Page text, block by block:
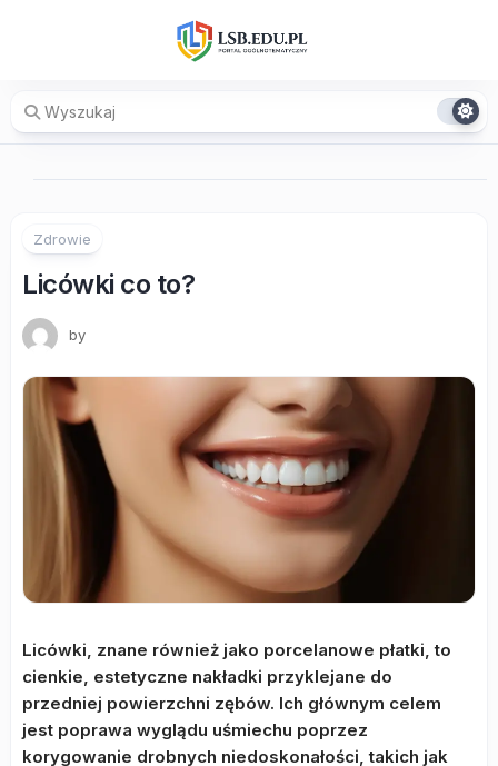
Zdrowie
Licówki co to?
by
Licówki, znane również jako porcelanowe płatki, to
cienkie, estetyczne nakładki przyklejane do
przedniej powierzchni zębów. Ich głównym celem
jest poprawa wyglądu uśmiechu poprzez
korygowanie drobnych niedoskonałości, takich jak